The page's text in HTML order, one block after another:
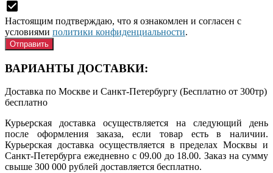
Настоящим подтверждаю, что я ознакомлен и согласен с
условиями политики конфиденциальности.
ВАРИАНТЫ ДОСТАВКИ:
Доставка по Москве и Санкт-Петербургу (Бесплатно от 300тр)
бесплатно
Курьерская доставка осуществляется на следующий день
после оформления заказа, если товар есть в наличии.
Курьерская доставка осуществляется в пределах Москвы и
Санкт-Петербурга ежедневно с 09.00 до 18.00. Заказ на сумму
свыше 300 000 рублей доставляется бесплатно.